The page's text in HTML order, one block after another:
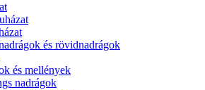
és rövidnadrágok
és mellények
nadrágok